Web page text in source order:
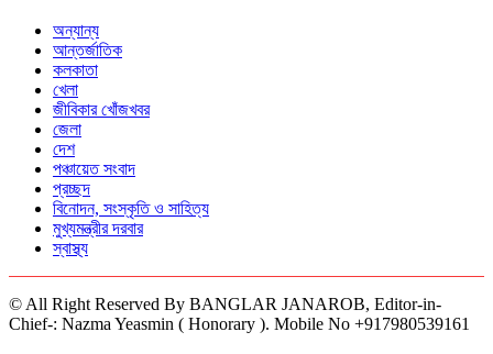
অন্যান্য
আন্তর্জাতিক
কলকাতা
খেলা
জীবিকার খোঁজখবর
জেলা
দেশ
পঞ্চায়েত সংবাদ
প্রচ্ছদ
বিনোদন, সংস্কৃতি ও সাহিত্য
মুখ্যমন্ত্রীর দরবার
স্বাস্থ্য
© All Right Reserved By BANGLAR JANAROB, Editor-in-
Chief-: Nazma Yeasmin ( Honorary ). Mobile No +917980539161